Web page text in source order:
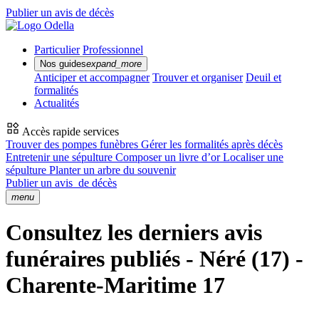
Publier un avis de décès
Particulier Professionnel
Nos guidesexpand_more
Anticiper et accompagner Trouver et organiser Deuil et
formalités
Actualités
Accès rapide services
Trouver des pompes funèbres Gérer les formalités après décès
Entretenir une sépulture Composer un livre d’orLocaliser une
sépulture Planter un arbre du souvenir
Publier un avis de décès
menu
Consultez les derniers avis
funéraires publiés - Néré (17) -
Charente-Maritime 17